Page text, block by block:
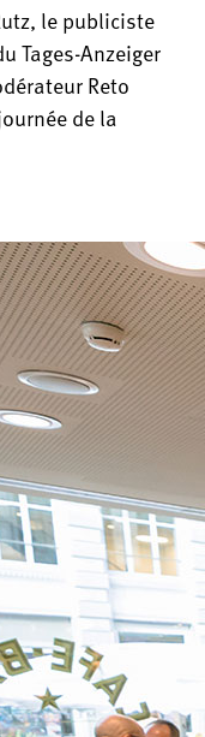
le publiciste
Tages-Anzeiger
Reto
de la